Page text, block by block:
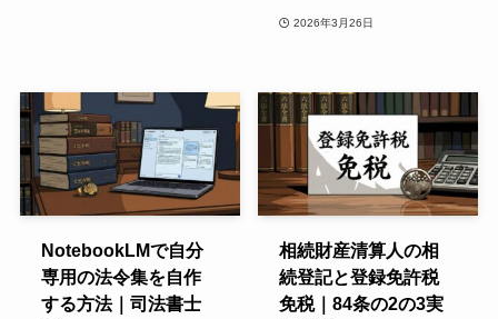
2026年3月26日
NotebookLMで自分
専用の法令集を自作
する方法｜司法書士
相続財産清算人の相
続登記と登録免許税
免税｜84条の2の3実